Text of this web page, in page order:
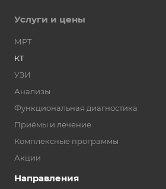
Услуги и цены
МРТ
КТ
УЗИ
Анализы
Функциональная диагностика
Приёмы и лечение
Комплексные программы
Акции
Направления